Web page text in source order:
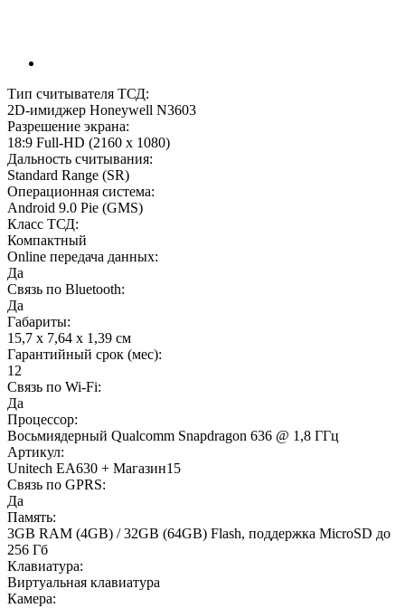
Тип считывателя ТСД:
2D-имиджер Honeywell N3603
Разрешение экрана:
18:9 Full-HD (2160 x 1080)
Дальность считывания:
Standard Range (SR)
Операционная система:
Android 9.0 Pie (GMS)
Класс ТСД:
Компактный
Online передача данных:
Да
Связь по Bluetooth:
Да
Габариты:
15,7 x 7,64 x 1,39 см
Гарантийный срок (мес):
12
Связь по Wi-Fi:
Да
Процессор:
Восьмиядерный Qualcomm Snapdragon 636 @ 1,8 ГГц
Артикул:
Unitech EA630 + Магазин15
Связь по GPRS:
Да
Память:
3GB RAM (4GB) / 32GB (64GB) Flash, поддержка MicroSD до
256 Гб
Клавиатура:
Виртуальная клавиатура
Камера: